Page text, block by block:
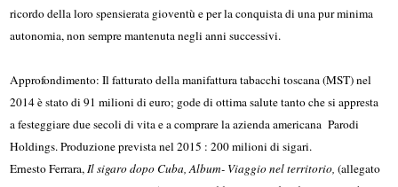
ricordo della loro spensierata gioventù e per la conquista di una pur minima
autonomia, non sempre mantenuta negli anni successivi.
Approfondimento: Il fatturato della manifattura tabacchi toscana (MST) nel
2014 è stato di 91 milioni di euro; gode di ottima salute tanto che si appresta
a festeggiare due secoli di vita e a comprare la azienda americana Parodi
Holdings. Produzione prevista nel 2015 : 200 milioni di sigari.
Ernesto Ferrara,Il sigaro dopo Cuba, Album- Viaggio nel territorio, (allegato